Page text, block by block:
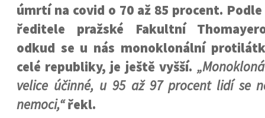
úmrtí na covid o 70 až 85 procent. Podle
ředitele pražské Fakultní
odkud se u nás monoklonální
celé republiky, je ještě vyšší.
velice účinné, u 95 až 97 procent lidí se
nemoci,“řekl.